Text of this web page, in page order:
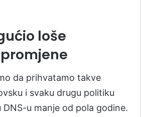
loše
da prihvatamo takve
i svaku drugu politiku
DNS-u manje od pola godine.